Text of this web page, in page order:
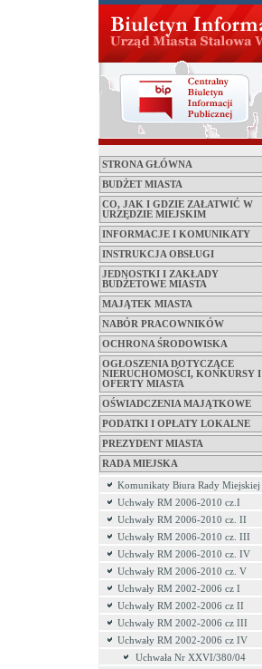
STRONA GŁÓWNA
BUDŻET MIASTA
CO, JAK I GDZIE ZAŁATWIĆ W
URZĘDZIE MIEJSKIM
INFORMACJE I KOMUNIKATY
INSTRUKCJA OBSŁUGI
JEDNOSTKI I ZAKŁADY
BUDŻETOWE MIASTA
MAJĄTEK MIASTA
NABÓR PRACOWNIKÓW
OCHRONA ŚRODOWISKA
OGŁOSZENIA DOTYCZĄCE
NIERUCHOMOŚCI, KONKURSY I
OFERTY MIASTA
OŚWIADCZENIA MAJĄTKOWE
PODATKI I OPŁATY LOKALNE
PREZYDENT MIASTA
RADA MIEJSKA
Komunikaty Biura Rady Miejskiej
Uchwały RM 2006-2010 cz.I
Uchwały RM 2006-2010 cz. II
Uchwały RM 2006-2010 cz. III
Uchwały RM 2006-2010 cz. IV
Uchwały RM 2006-2010 cz. V
Uchwały RM 2002-2006 cz I
Uchwały RM 2002-2006 cz II
Uchwały RM 2002-2006 cz III
Uchwały RM 2002-2006 cz IV
Uchwała Nr XXVI/380/04